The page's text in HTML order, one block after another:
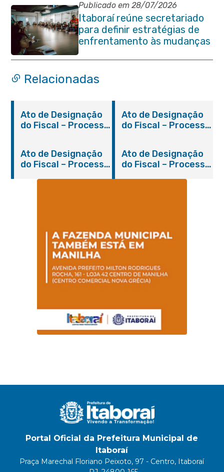
Publicado em 28/07/2026
Itaboraí reúne secretariado
para definir estratégias de
enfrentamento às mudanças
climáticas
Relacionadas
Ato de Designação
do Fiscal – Processo
Ato de Designação
do Fiscal – Processo
Ato de Designação
do Fiscal – Processo
Ato de Designação
do Fiscal – Processo
Portal Oficial da Prefeitura Municipal de
Itaboraí
Praça Marechal Floriano Peixoto, 97 - Centro, Itaboraí